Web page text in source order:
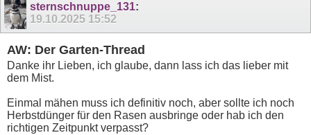
sternschnuppe_131:
19.10.2025 15:52
AW: Der Garten-Thread
Danke ihr Lieben, ich glaube, dann lass ich das lieber mit
dem Mist.
Einmal mähen muss ich definitiv noch, aber sollte ich noch
Herbstdünger für den Rasen ausbringe oder hab ich den
richtigen Zeitpunkt verpasst?